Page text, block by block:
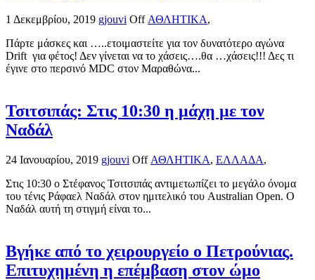
1 Δεκεμβρίου, 2019 gjouvi Off ΑΘΛΗΤΙΚΑ,
Πάρτε μάσκες και …..ετοιμαστείτε για τον δυνατότερο αγώνα
Drift για φέτος! Δεν γίνεται να το χάσεις….θα …χάσεις!!! Δες τι
έγινε στο περσινό MDC στον Μαραθώνα...
Τσιτσιπάς: Στις 10:30 η μάχη με τον
Ναδάλ
24 Ιανουαρίου, 2019 gjouvi Off ΑΘΛΗΤΙΚΑ, ΕΛΛΑΔΑ,
Στις 10:30 ο Στέφανος Τσιτσιπάς αντιμετωπίζει το μεγάλο όνομα
του τένις Ράφαελ Ναδάλ στον ημιτελικό του Australian Open. Ο
Ναδάλ αυτή τη στιγμή είναι το...
Βγήκε από το χειρουργείο ο Πετρούνιας.
Επιτυχημένη η επέμβαση στον ώμο